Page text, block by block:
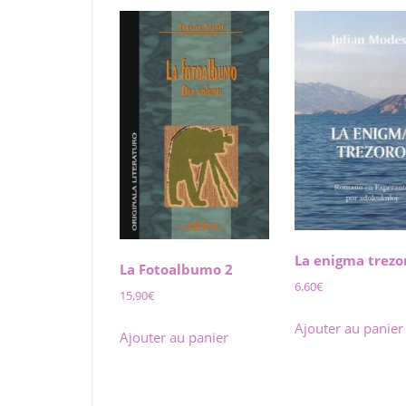
La Fotoalbumo 2
15,90€
Ajouter au panier
La enigma
6,60€
Ajouter au panier